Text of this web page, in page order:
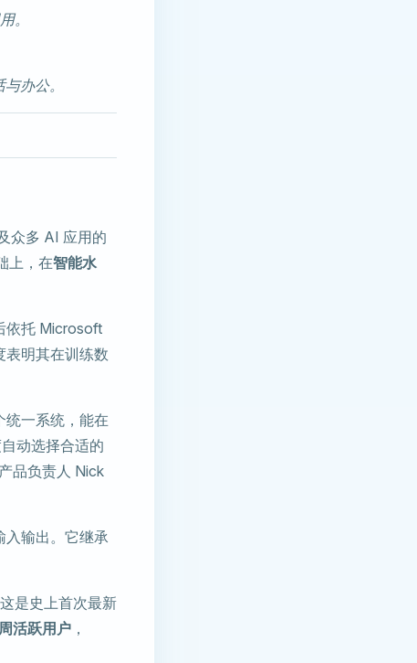
。
办公。
众多 AI 应用的
上，在智能水
依托 Microsoft
明其在训练数
一系统，能在
动选择合适的
品负责人 Nick
入输出。它继承
是史上首次最新
活跃用户 ，